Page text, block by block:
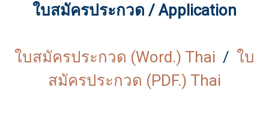
ใบสมัครประกวด / Application
ใบสมัครประกวด (Word.) Thai / ใบ
สมัครประกวด (PDF.) Thai